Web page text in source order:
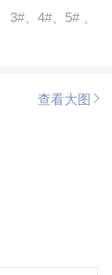
3#、4#、5# 、
查看大图